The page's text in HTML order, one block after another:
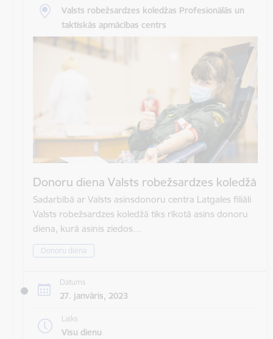
Valsts robežsardzes koledžas Profesionālās un
taktiskās apmācības centrs
Donoru diena Valsts robežsardzes koledžā
Sadarbībā ar Valsts asinsdonoru centra Latgales filiāli
Valsts robežsardzes koledžā tiks rīkotā asins donoru
diena, kurā asinis ziedos…
Donoru diena
Datums
27. janvāris, 2023
Laiks
Visu dienu